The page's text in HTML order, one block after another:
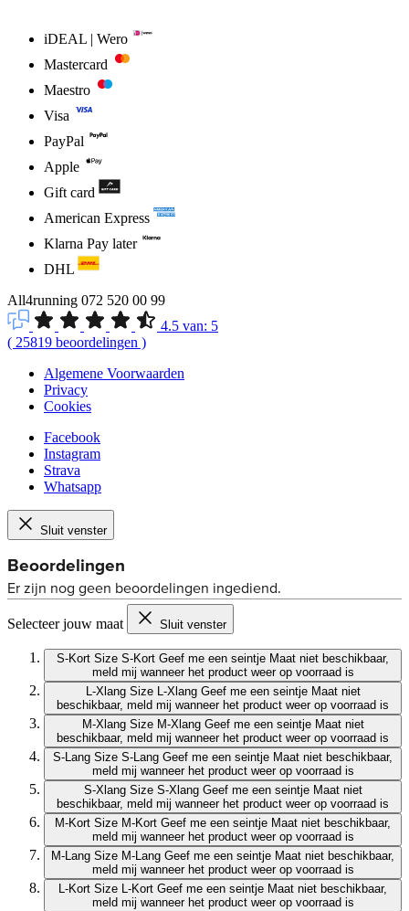
iDEAL | Wero
Mastercard
Maestro
Visa
PayPal
Apple
Gift card
American Express
Klarna Pay later
DHL
All4running 072 520 00 99
4.5 van: 5
( 25819 beoordelingen )
Algemene Voorwaarden
Privacy
Cookies
Facebook
Instagram
Strava
Whatsapp
Sluit venster
Selecteer jouw maat Sluit venster
S-Kort Size S-Kort Geef me een seintje Maat niet beschikbaar,
meld mij wanneer het product weer op voorraad is
L-Xlang Size L-Xlang Geef me een seintje Maat niet
beschikbaar, meld mij wanneer het product weer op voorraad is
M-Xlang Size M-Xlang Geef me een seintje Maat niet
beschikbaar, meld mij wanneer het product weer op voorraad is
S-Lang Size S-Lang Geef me een seintje Maat niet beschikbaar,
meld mij wanneer het product weer op voorraad is
S-Xlang Size S-Xlang Geef me een seintje Maat niet
beschikbaar, meld mij wanneer het product weer op voorraad is
M-Kort Size M-Kort Geef me een seintje Maat niet beschikbaar,
meld mij wanneer het product weer op voorraad is
M-Lang Size M-Lang Geef me een seintje Maat niet beschikbaar,
meld mij wanneer het product weer op voorraad is
L-Kort Size L-Kort Geef me een seintje Maat niet beschikbaar,
meld mij wanneer het product weer op voorraad is